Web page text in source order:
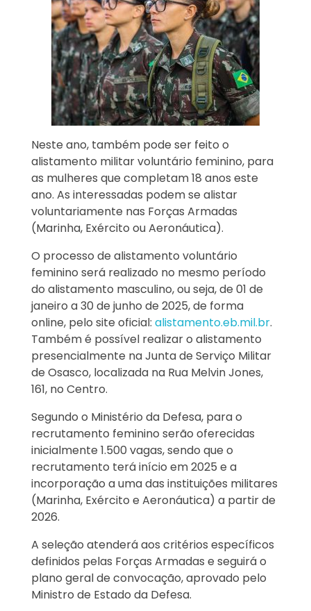
Neste ano, também pode ser feito o
alistamento militar voluntário feminino, para
as mulheres que completam 18 anos este
ano. As interessadas podem se alistar
voluntariamente nas Forças Armadas
(Marinha, Exército ou Aeronáutica).
O processo de alistamento voluntário
feminino será realizado no mesmo período
do alistamento masculino, ou seja, de 01 de
janeiro a 30 de junho de 2025, de forma
online, pelo site oficial: alistamento.eb.mil.br.
Também é possível realizar o alistamento
presencialmente na Junta de Serviço Militar
de Osasco, localizada na Rua Melvin Jones,
161, no Centro.
Segundo o Ministério da Defesa, para o
recrutamento feminino serão oferecidas
inicialmente 1.500 vagas, sendo que o
recrutamento terá início em 2025 e a
incorporação a uma das instituições militares
(Marinha, Exército e Aeronáutica) a partir de
2026.
A seleção atenderá aos critérios específicos
definidos pelas Forças Armadas e seguirá o
plano geral de convocação, aprovado pelo
Ministro de Estado da Defesa.